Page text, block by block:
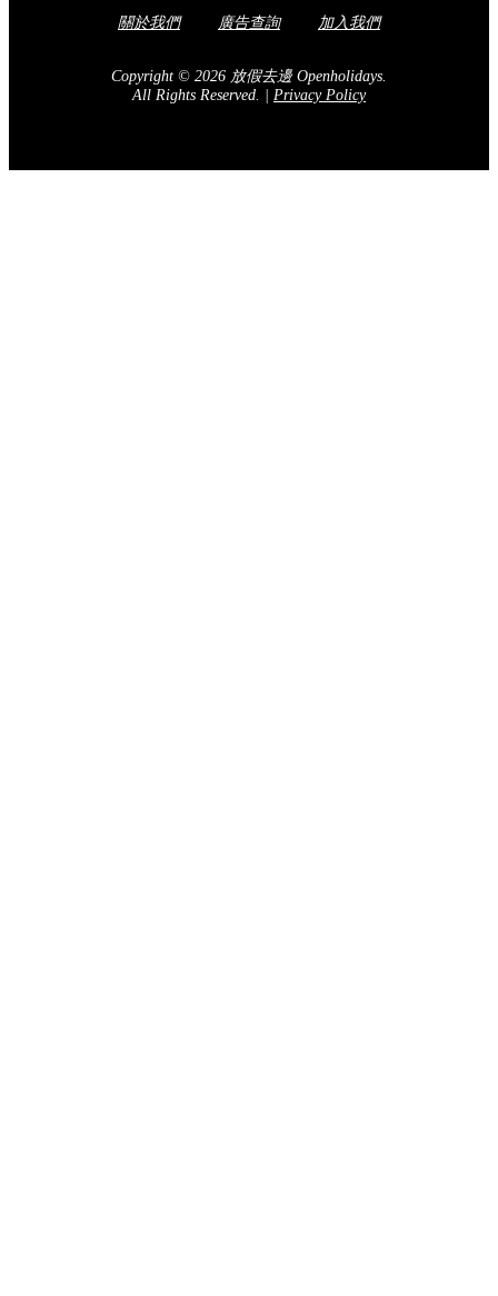
關於我們 廣告查詢 加入我們
Copyright © 2026 放假去邊 Openholidays.
All Rights Reserved. | Privacy Policy